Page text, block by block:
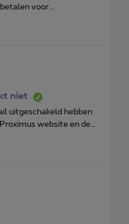
voor
gekoppeld maar lezen
niet
uitgeschakeld hebben
website en de
de dienst dit misschien
moest het lukken om de
foutmelding,